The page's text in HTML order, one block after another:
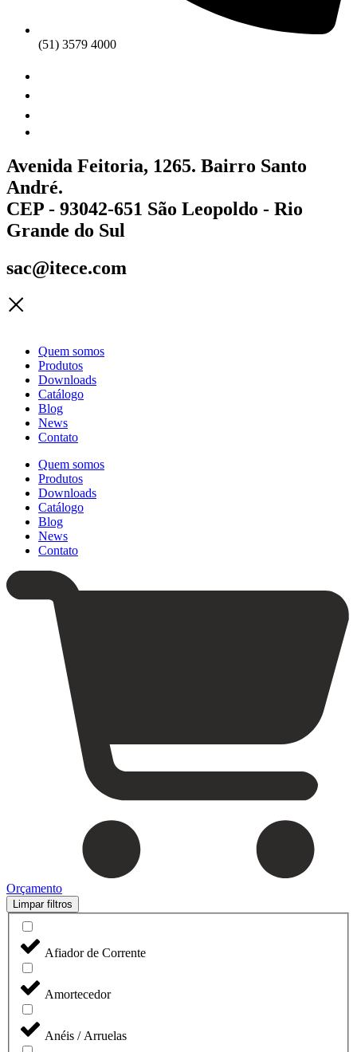
(51) 3579 4000
Avenida Feitoria, 1265. Bairro Santo
André.
CEP - 93042-651 São Leopoldo - Rio
Grande do Sul
sac@itece.com
Quem somos
Produtos
Downloads
Catálogo
Blog
News
Contato
Quem somos
Produtos
Downloads
Catálogo
Blog
News
Contato
Orçamento
Limpar filtros
Afiador de Corrente
Amortecedor
Anéis / Arruelas